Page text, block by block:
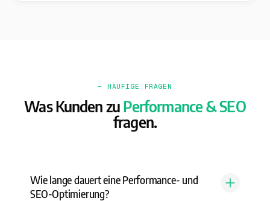
— HÄUFIGE FRAGEN
Was Kunden zuPerformance & SEO
fragen.
Wie lange dauert eine Performance- und
SEO-Optimierung?